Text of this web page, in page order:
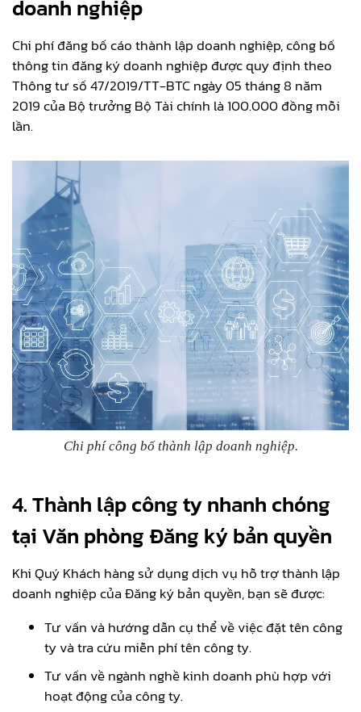
doanh nghiệp
Chi phí đăng bố cáo thành lập doanh nghiệp, công bố
thông tin đăng ký doanh nghiệp được quy định theo
Thông tư số 47/2019/TT-BTC ngày 05 tháng 8 năm
2019 của Bộ trưởng Bộ Tài chính là 100.000 đồng mỗi
lần.
Chi phí công bố thành lập doanh nghiệp.
4. Thành lập công ty nhanh chóng
tại Văn phòng Đăng ký bản quyền
Khi Quý Khách hàng sử dụng dịch vụ hỗ trợ thành lập
doanh nghiệp của Đăng ký bản quyền, bạn sẽ được:
Tư vấn và hướng dẫn cụ thể về việc đặt tên công
ty và tra cứu miễn phí tên công ty.
Tư vấn về ngành nghề kinh doanh phù hợp với
hoạt động của công ty.